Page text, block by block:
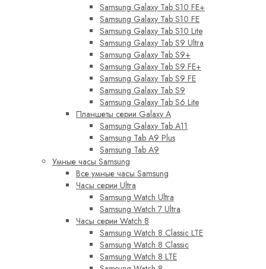
Samsung Galaxy Tab S10 FE+
Samsung Galaxy Tab S10 FE
Samsung Galaxy Tab S10 Lite
Samsung Galaxy Tab S9 Ultra
Samsung Galaxy Tab S9+
Samsung Galaxy Tab S9 FE+
Samsung Galaxy Tab S9 FE
Samsung Galaxy Tab S9
Samsung Galaxy Tab S6 Lite
Планшеты серии Galaxy A
Samsung Galaxy Tab A11
Samsung Tab A9 Plus
Samsung Tab A9
Умные часы Samsung
Все умные часы Samsung
Часы серии Ultra
Samsung Watch Ultra
Samsung Watch 7 Ultra
Часы серии Watch 8
Samsung Watch 8 Classic LTE
Samsung Watch 8 Classic
Samsung Watch 8 LTE